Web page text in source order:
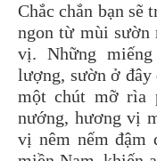
Chắc chắn bạn sẽ
ngon từ mùi sườn
vị. Những
lượng, sườn ở đây
một chút mỡ rìa
nướng, hương vị
vị nêm nếm đậm